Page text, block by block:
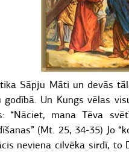
Sāpju Māti un devās
Un Kungs vēlas
“Nāciet, mana Tēva
(Mt. 25, 34-35) Jo
neviena cilvēka sirdī, to